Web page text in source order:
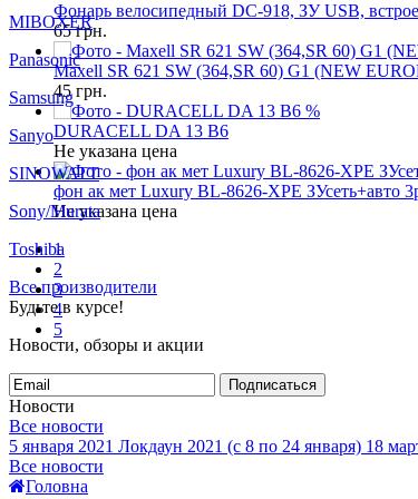
Фонарь велосипедный DC-918, ЗУ USB,
65грн.
Maxell SR 621 SW (364,SR 60) G1 (NEW
45грн.
%
DURACELL DA 13 B6
Не указана цена
фон ак мет Luxury BL-8626-XPE ЗУсеть+авто
Не указана цена
1
2
3
4
5
MIBOXER
Panasonic
Samsung
Sanyo
SINOWATT
Sony/Murata
Toshiba
Все производители
Будьте в курсе!
Новости, обзоры и акции
Подписаться
Новости
Все новости
5 января 2021 Локдаун 2021 (с 8 по 24 января) 18
Все новости
Головна